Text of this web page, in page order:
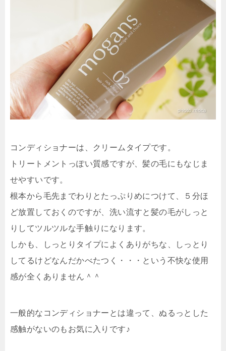
コンディショナーは、クリームタイプです。
トリートメントっぽい質感ですが、髪の毛にもなじま
せやすいです。
根本から毛先までわりとたっぷりめにつけて、５分ほ
ど放置しておくのですが、洗い流すと髪の毛がしっと
りしてツルツルな手触りになります。
しかも、しっとりタイプによくありがちな、しっとり
してるけどなんだかべたつく・・・という不快な使用
感が全くありません＾＾
一般的なコンディショナーとは違って、ぬるっとした
感触がないのもお気に入りです♪